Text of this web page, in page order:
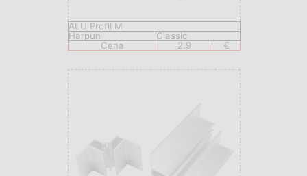
ALU Profil M
Harpun
Classic
Cena
2.9 €